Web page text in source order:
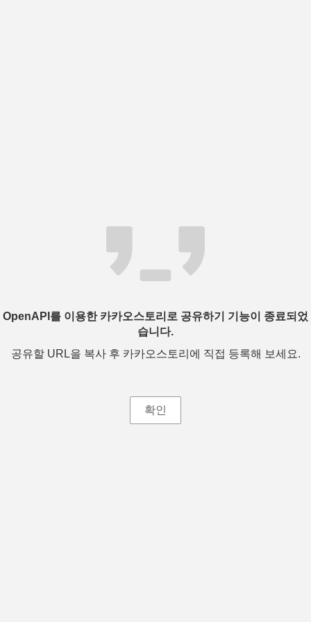
OpenAPI를 이용한 카카오스토리로 공유하기 기능이 종료되었
습니다.
공유할 URL을 복사 후 카카오스토리에 직접 등록해 보세요.
확인